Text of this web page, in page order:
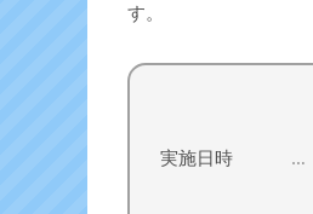
す。
実施日時